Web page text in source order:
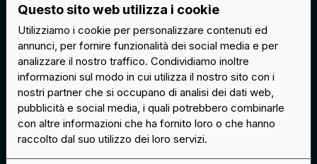
Info
Questo sito web utilizza i cookie
Utilizziamo i cookie per personalizzare contenuti ed
annunci, per fornire funzionalità dei social media e per
analizzare il nostro traffico. Condividiamo inoltre
informazioni sul modo in cui utilizza il nostro sito con i
nostri partner che si occupano di analisi dei dati web,
pubblicità e social media, i quali potrebbero combinarle
con altre informazioni che ha fornito loro o che hanno
raccolto dal suo utilizzo dei loro servizi.